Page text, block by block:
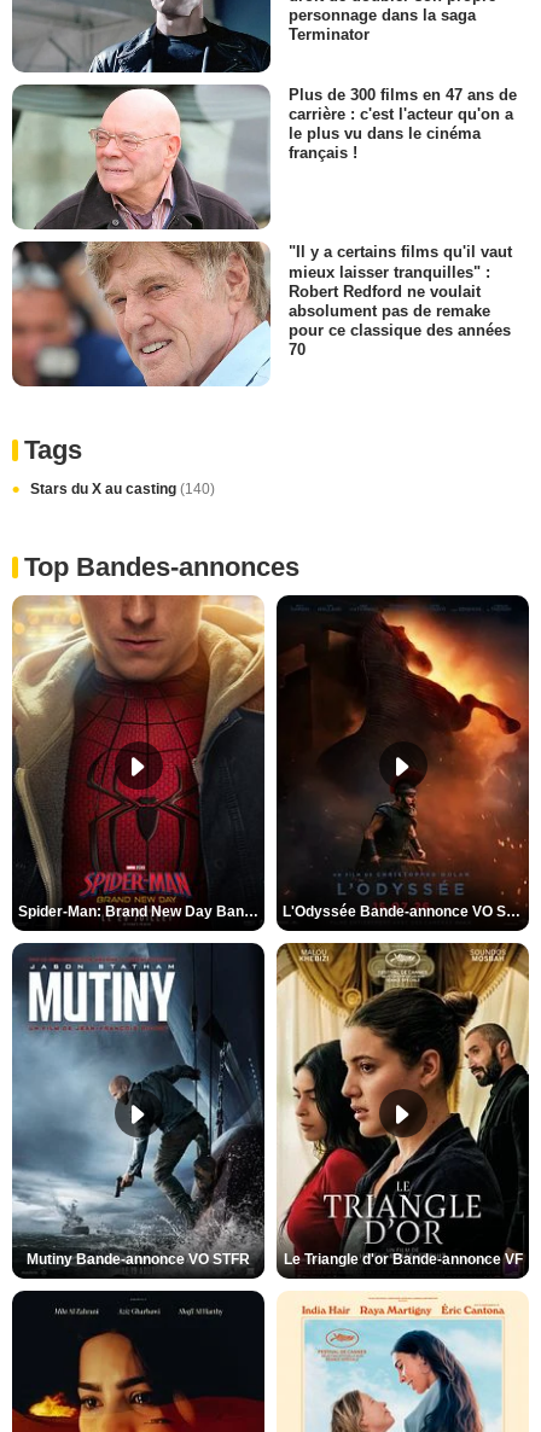
personnage dans la saga
Terminator
Plus de 300 films en 47 ans de
carrière : c'est l'acteur qu'on a
le plus vu dans le cinéma
français !
"Il y a certains films qu'il vaut
mieux laisser tranquilles" :
Robert Redford ne voulait
absolument pas de remake
pour ce classique des années
70
Tags
Stars du X au casting (140)
Top Bandes-annonces
Spider-Man: Brand New Day Bande-annonce VO STFR L'Odyssée Bande-annonce VO STFR
Mutiny Bande-annonce VO STFR Le Triangle d'or Bande-annonce VF